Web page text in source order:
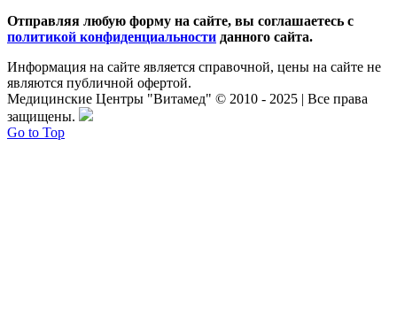
Отправляя любую форму на сайте, вы соглашаетесь с
политикой конфиденциальности данного сайта.
Информация на сайте является справочной, цены на сайте не
являются публичной офертой.
Медицинские Центры "Витамед" © 2010 - 2025 | Все права
защищены.
Go to Top